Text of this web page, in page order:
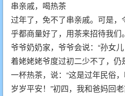
串亲戚，喝热茶
过年了，免不了串亲戚。可是
乎都商量好了，用茶来招待我
爷爷奶奶家，爷爷会说：“孙女
着姥姥姥爷度过初二少不了，
一杯热茶，说：“这是过年民俗
岁岁平安！”初四，我和爸妈回